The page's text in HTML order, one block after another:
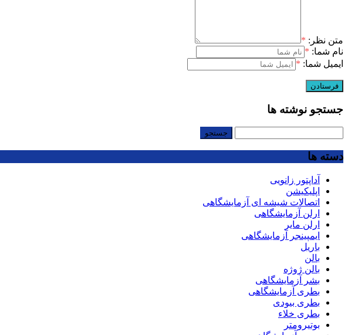
متن نظر: *
نام شما: *
ایمیل شما: *
جستجو نوشته ها
دسته ها
آداپتور زانویی
اپلیکیشن
اتصالات شیشه ای آزمایشگاهی
ارلن آزمایشگاهی
ارلن مایر
ایمپینجر آزمایشگاهی
باریل
بالن
بالن ژوژه
بشر آزمایشگاهی
بطری آزمایشگاهی
بطری بیودی
بطری خلاء
بوتیرومتر